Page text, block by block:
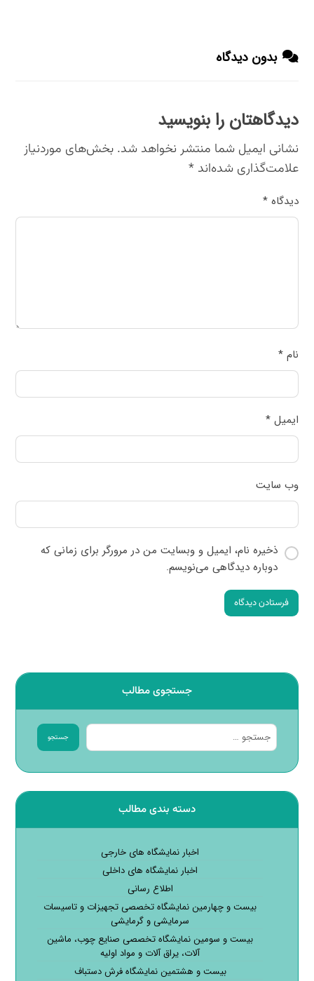
بدون دیدگاه
دیدگاهتان را بنویسید
نشانی ایمیل شما منتشر نخواهد شد. بخش‌های موردنیاز
علامت‌گذاری شده‌اند*
دیدگاه*
نام*
ایمیل*
وب‌ سایت
ذخیره نام، ایمیل و وبسایت من در مرورگر برای زمانی که
دوباره دیدگاهی می‌نویسم.
فرستادن دیدگاه
جستجوی مطالب
جستجو
دسته بندی مطالب
اخبار نمایشگاه های خارجی
اخبار نمایشگاه های داخلی
اطلاع رسانی
بیست و چهارمین نمایشگاه تخصصی تجهیزات و تاسیسات
سرمایشی و گرمایشی
بیست و سومین نمایشگاه تخصصی صنایع چوب، ماشین
آلات، یراق آلات و مواد اولیه
بیست و هشتمین نمایشگاه فرش دستباف